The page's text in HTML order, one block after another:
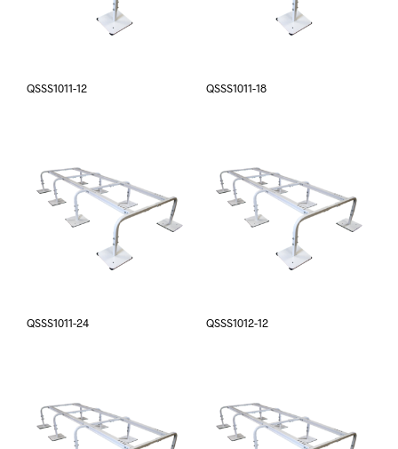
QSSS1011-12 QSSS1011-18
QSSS1011-24 QSSS1012-12